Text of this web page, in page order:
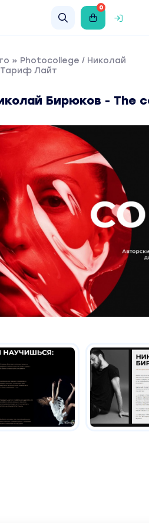
0
» Photocollege / Николай
Тариф Лайт
Бирюков - The